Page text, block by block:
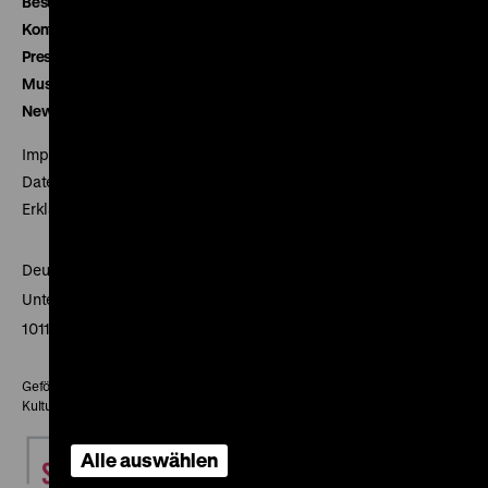
Kontakt
Presse
Museumsverein
Newsletter
Impressum
Datenschutz
Erklärung digitale Barrierefreiheit
Deutsches Historisches Museum
Unter den Linden 2
10117 Berlin
Gefördert mit Mitteln des Beauftragten der Bundesregierung für
Kultur und Medien
Alle auswählen